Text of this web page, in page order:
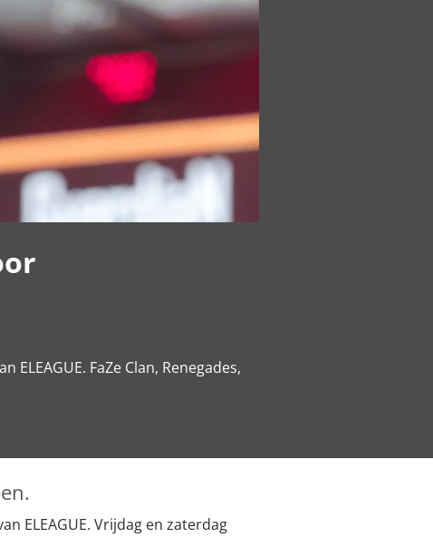
FaZe Clan, Renegades,
ELEAGUE. Vrijdag en zaterdag